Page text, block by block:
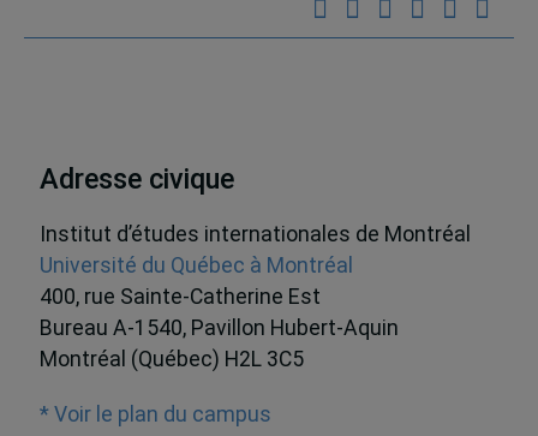
Adresse civique
Institut d’études internationales de Montréal
Université du Québec à Montréal
400, rue Sainte-Catherine Est
Bureau A-1540, Pavillon Hubert-Aquin
Montréal (Québec) H2L 3C5
* Voir le plan du campus